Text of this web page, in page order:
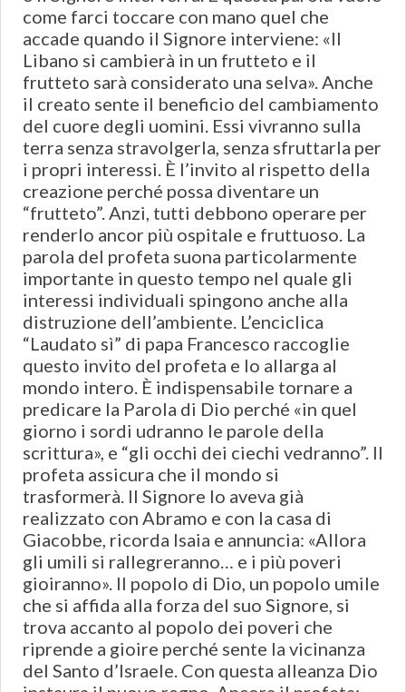
come farci toccare con mano quel che
accade quando il Signore interviene: «Il
Libano si cambierà in un frutteto e il
frutteto sarà considerato una selva». Anche
il creato sente il beneficio del cambiamento
del cuore degli uomini. Essi vivranno sulla
terra senza stravolgerla, senza sfruttarla per
i propri interessi. È l’invito al rispetto della
creazione perché possa diventare un
“frutteto”. Anzi, tutti debbono operare per
renderlo ancor più ospitale e fruttuoso. La
parola del profeta suona particolarmente
importante in questo tempo nel quale gli
interessi individuali spingono anche alla
distruzione dell’ambiente. L’enciclica
“Laudato sì” di papa Francesco raccoglie
questo invito del profeta e lo allarga al
mondo intero. È indispensabile tornare a
predicare la Parola di Dio perché «in quel
giorno i sordi udranno le parole della
scrittura», e “gli occhi dei ciechi vedranno”. Il
profeta assicura che il mondo si
trasformerà. Il Signore lo aveva già
realizzato con Abramo e con la casa di
Giacobbe, ricorda Isaia e annuncia: «Allora
gli umili si rallegreranno… e i più poveri
gioiranno». Il popolo di Dio, un popolo umile
che si affida alla forza del suo Signore, si
trova accanto al popolo dei poveri che
riprende a gioire perché sente la vicinanza
del Santo d’Israele. Con questa alleanza Dio